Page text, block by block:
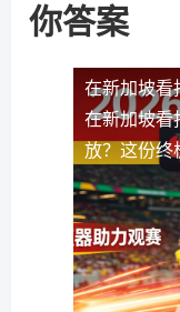
你答案
在新加坡看
在新加坡看
放？这份终